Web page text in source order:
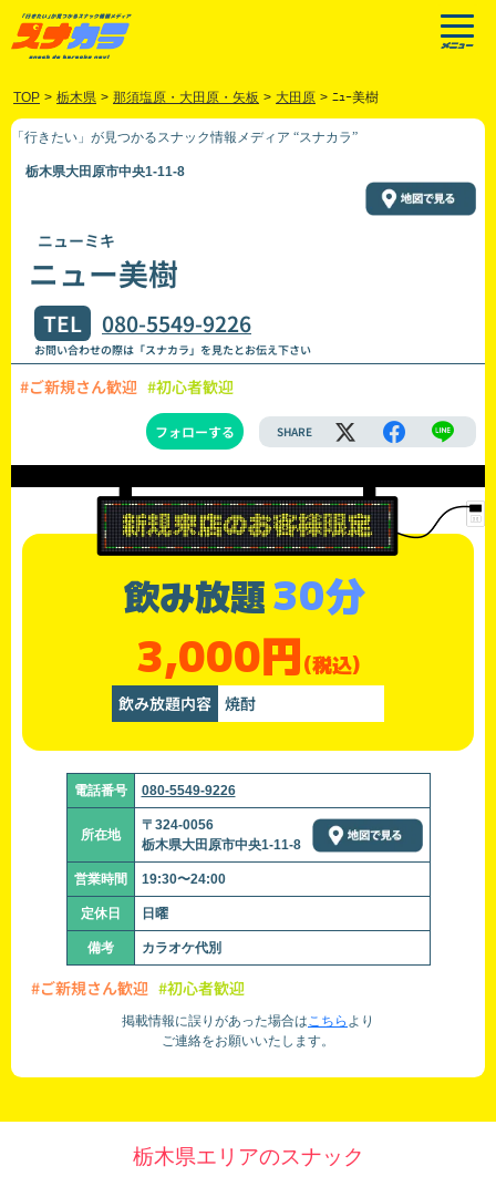
TOP > 栃木県 > 那須塩原・大田原・矢板 > 大田原 > ﾆｭｰ美樹
「行きたい」が見つかるスナック情報メディア “スナカラ”
栃木県大田原市中央1-11-8
ニューミキ
ニュー美樹
TEL 080-5549-9226
お問い合わせの際は「スナカラ」を見たとお伝え下さい
#ご新規さん歓迎 #初心者歓迎
フォローする SHARE
飲み放題30分
3,000円(税込)
飲み放題内容 焼酎
電話番号 080-5549-9226
所在地
〒324-0056
栃木県大田原市中央1-11-8
営業時間 19:30〜24:00
定休日 日曜
備考 カラオケ代別
#ご新規さん歓迎 #初心者歓迎
掲載情報に誤りがあった場合はこちら より
ご連絡をお願いいたします。
栃木県エリアのスナック